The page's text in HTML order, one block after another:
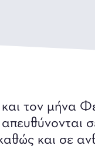
τον μήνα
και σε